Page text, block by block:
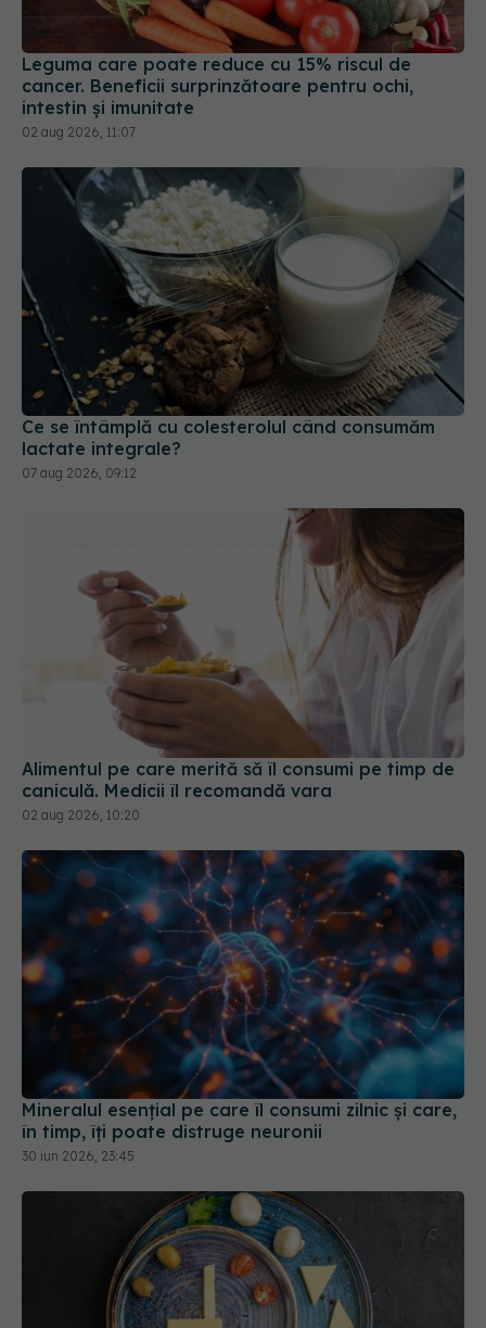
Leguma care poate reduce cu 15% riscul de
cancer. Beneficii surprinzătoare pentru ochi,
intestin și imunitate
02 aug 2026, 11:07
Ce se întâmplă cu colesterolul când consumăm
lactate integrale?
07 aug 2026, 09:12
Alimentul pe care merită să îl consumi pe timp de
caniculă. Medicii îl recomandă vara
02 aug 2026, 10:20
Mineralul esențial pe care îl consumi zilnic și care,
în timp, îți poate distruge neuronii
30 iun 2026, 23:45